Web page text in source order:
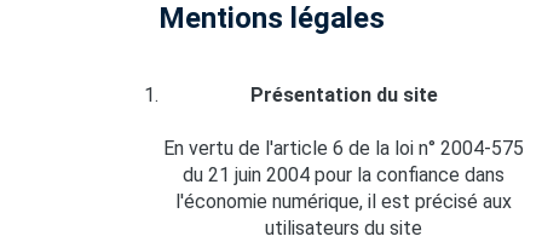
Mentions légales
Présentation du site
En vertu de l'article 6 de la loi n° 2004-575
du 21 juin 2004 pour la confiance dans
l'économie numérique, il est précisé aux
utilisateurs du site